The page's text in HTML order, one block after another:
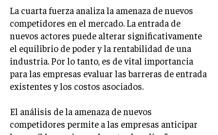
GESTIÓN DE CRISIS EMPRESARIALES
EMPRESAS Y STARTUPS TECNOLÓGICAS
GESTIÓN DE LA EXPERIENCIA DEL CLIENTE
MÁS
PROYECTOS
GESTIÓN DE PROYECTOS
SUMINISTRO
LOGÍSTICA EMPRESARIAL
La cuarta fuerza analiza la amenaza de nuevos
competidores en el mercado. La entrada de
nuevos actores puede alterar significativamente
el equilibrio de poder y la rentabilidad de una
industria. Por lo tanto, es de vital importancia
para las empresas evaluar las barreras de entrada
existentes y los costos asociados.
El análisis de la amenaza de nuevos
competidores permite a las empresas anticipar